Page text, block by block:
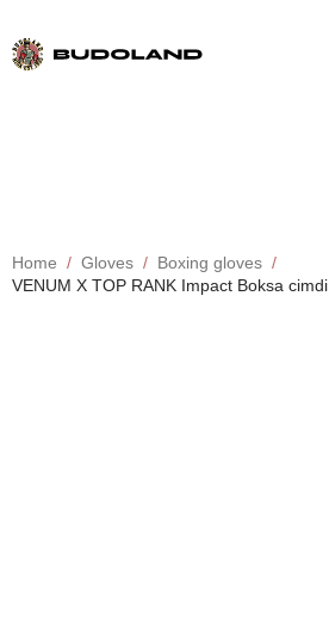
Home Gloves
Boxing gloves
VENUM X TOP RANK Impact Boksa cimdi